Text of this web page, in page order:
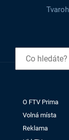
O FTV Prima
Volná místa
Reklama